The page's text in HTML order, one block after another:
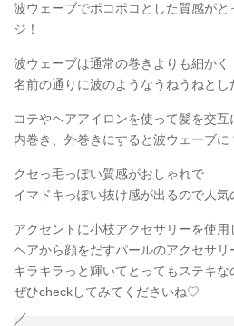
波ウェーブでポコポコとした質感が
ジ！
波ウェーブは通常の巻きよりも細かく
名前の通りに波のようなうねうねとし
コテやヘアアイロンを使って髪を交互
内巻き、外巻きにすると波ウェーブに
クセっ毛っぽい質感がおしゃれで
イマドキっぽい抜け感が出るので人気
アクセントに小枝アクセサリーを使用
ヘアから顔をだすパールのアクセサリ
キラキラっと輝いてとってもステキな
ぜひcheckしてみてくださいね♡